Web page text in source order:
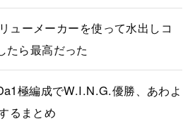
ューメーカーを使って水出しコ
たら最高だった
極編成でW.I.N.G.優勝、あわよ
るまとめ